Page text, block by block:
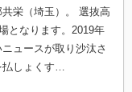
栄（埼玉）。 選抜高
となります。2019年
ュースが取り沙汰さ
払しょくす…